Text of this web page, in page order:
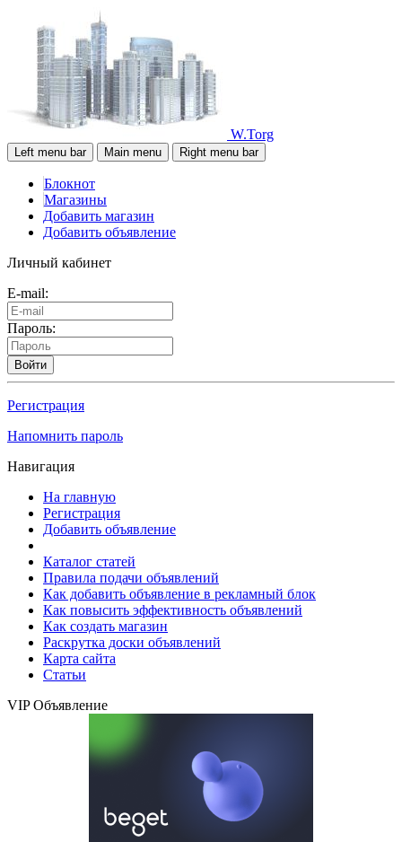
W.Torg
Left menu bar Main menu Right menu bar
Блокнот
Магазины
Добавить магазин
Добавить объявление
Личный кабинет
E-mail:
Пароль:
Войти
Регистрация
Напомнить пароль
Навигация
На главную
Регистрация
Добавить объявление
Каталог статей
Правила подачи объявлений
Как добавить объявление в рекламный блок
Как повысить эффективность объявлений
Как создать магазин
Раскрутка доски объявлений
Карта сайта
Статьи
VIP Объявление